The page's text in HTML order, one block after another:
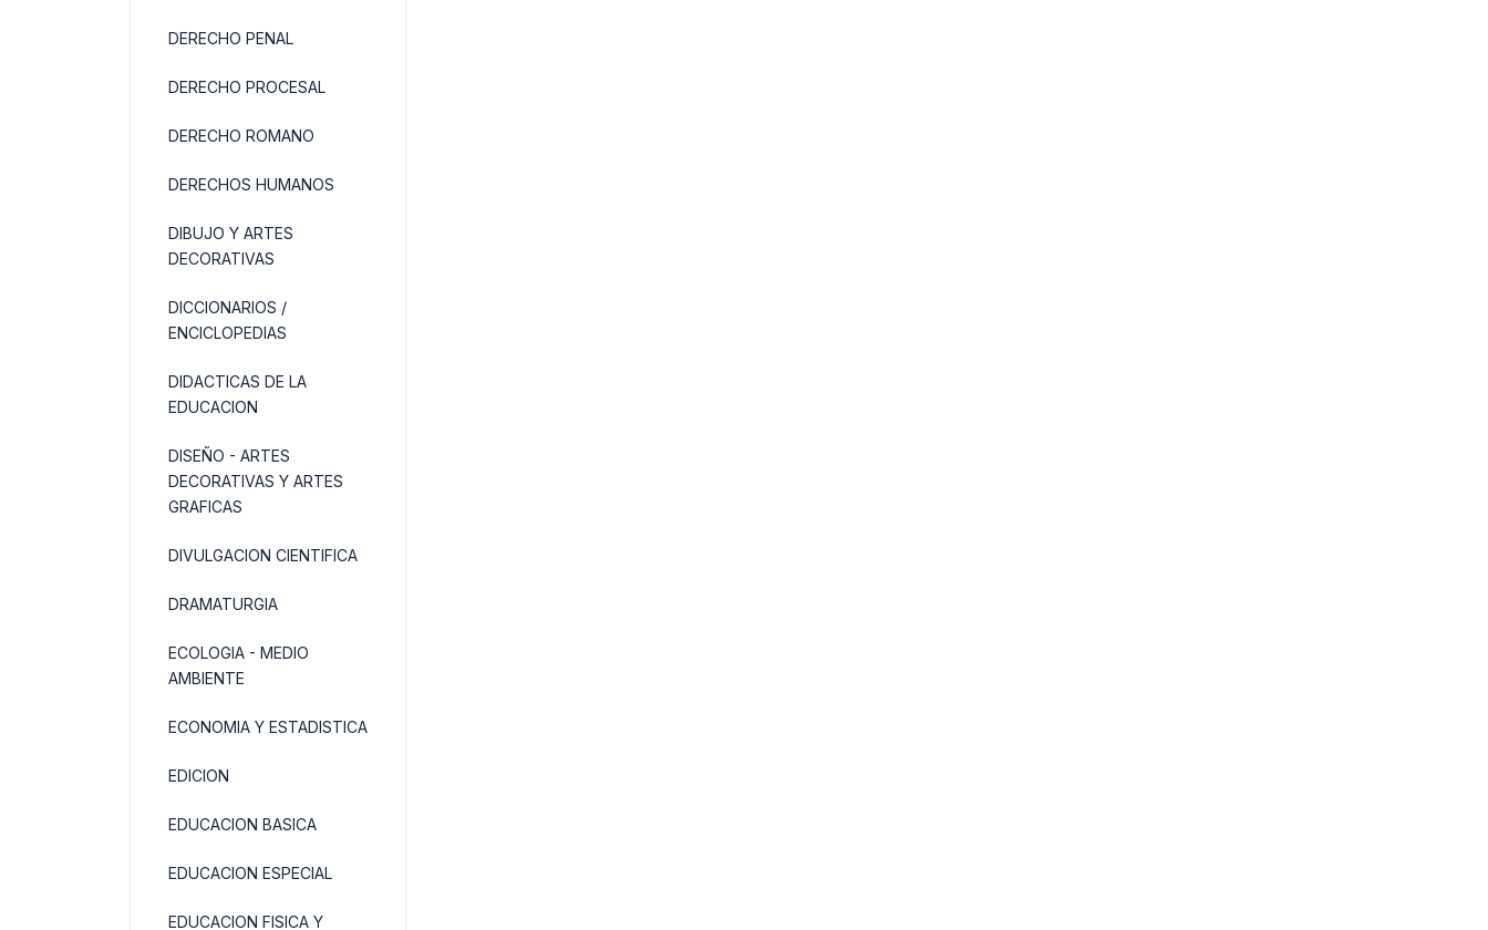
DERECHO PENAL
DERECHO PROCESAL
DERECHO ROMANO
DERECHOS HUMANOS
DIBUJO Y ARTES
DECORATIVAS
DICCIONARIOS /
ENCICLOPEDIAS
DIDACTICAS DE LA
EDUCACION
DISEÑO - ARTES
DECORATIVAS Y ARTES
GRAFICAS
DIVULGACION CIENTIFICA
DRAMATURGIA
ECOLOGIA - MEDIO
AMBIENTE
ECONOMIA Y ESTADISTICA
EDICION
EDUCACION BASICA
EDUCACION ESPECIAL
EDUCACION FISICA Y